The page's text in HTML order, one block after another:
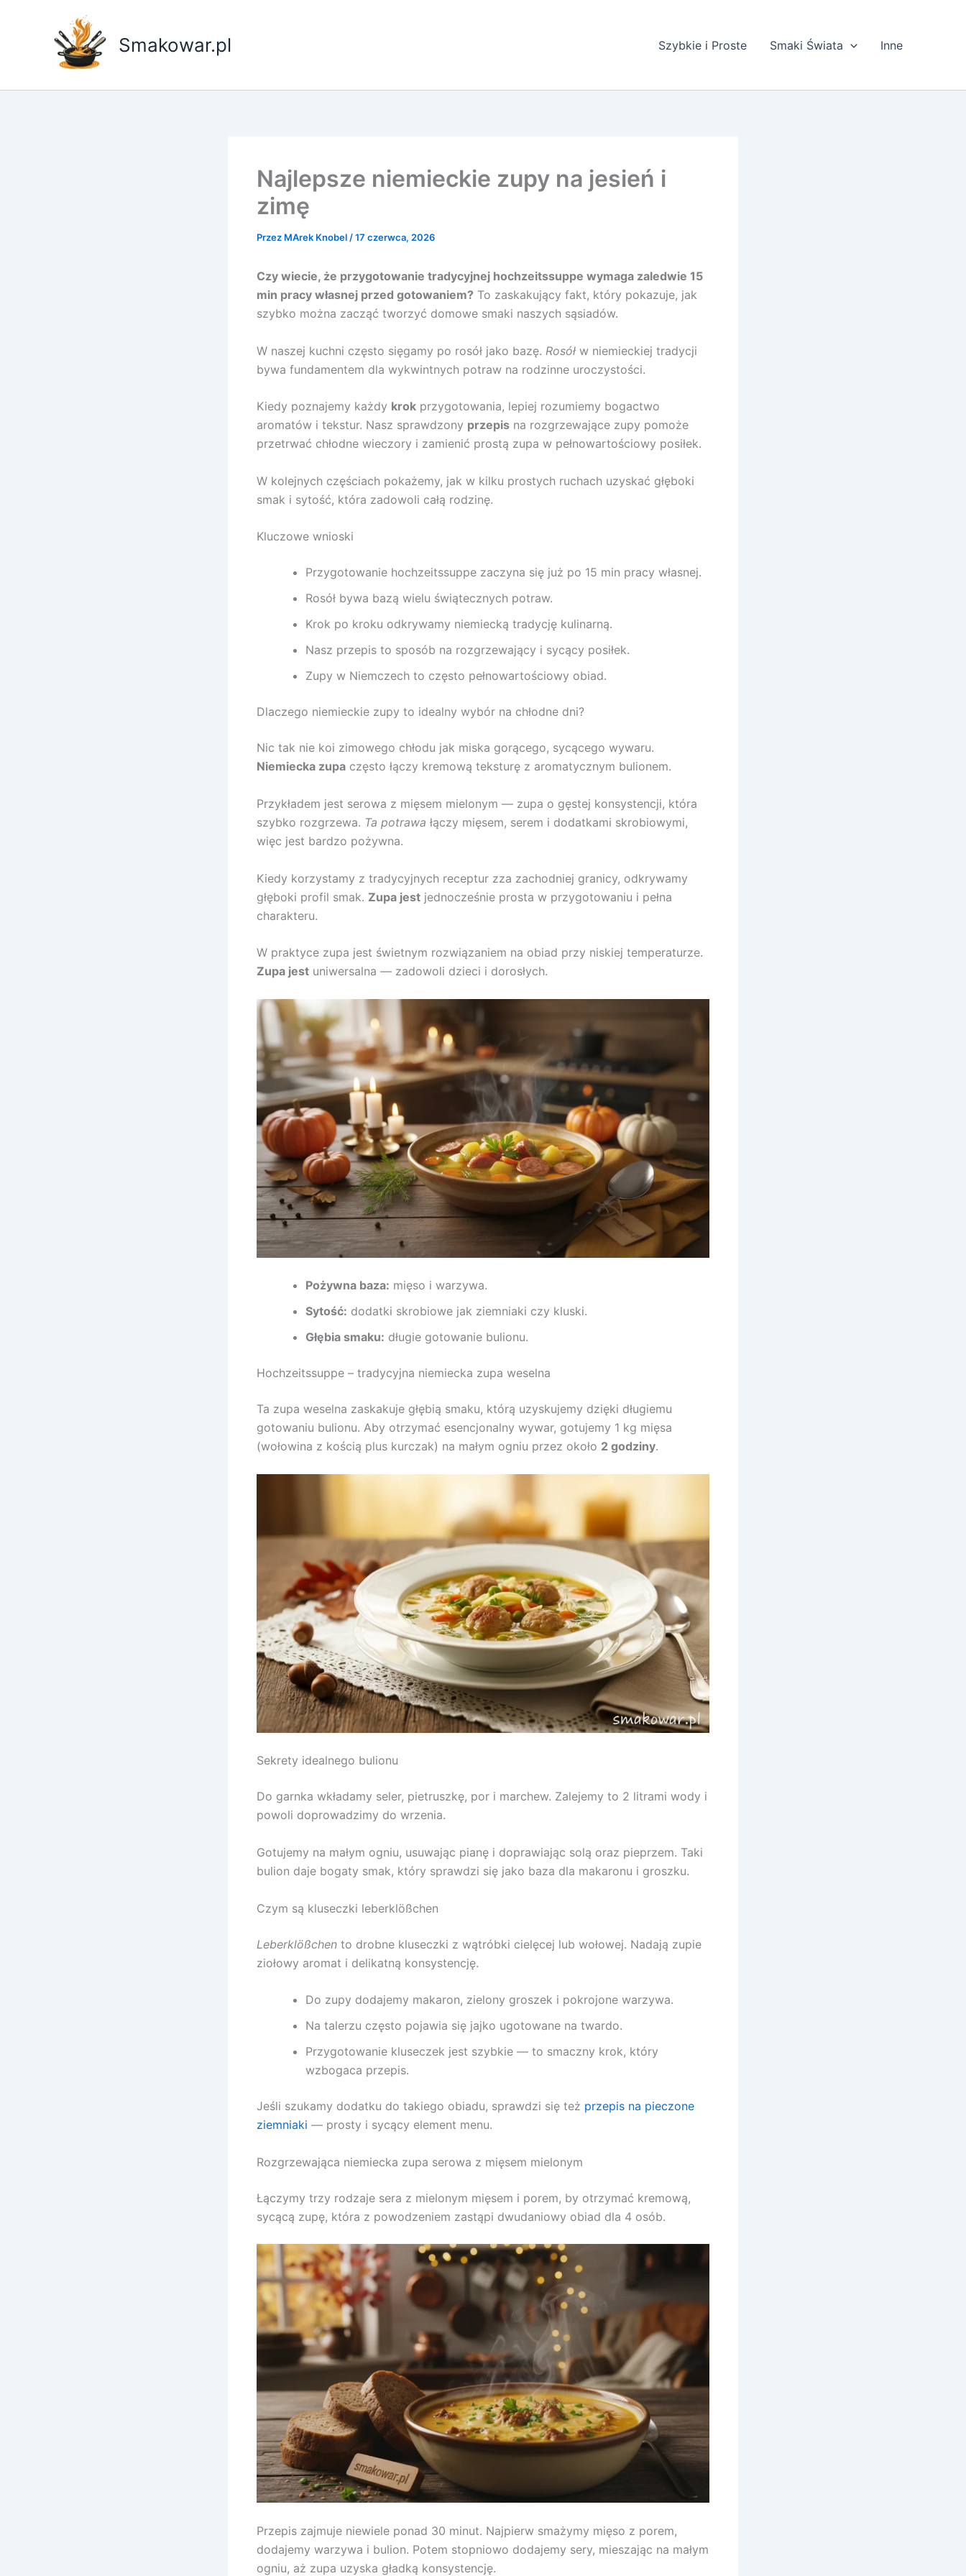
Smakowar.pl Szybkie i Proste Smaki Świata Inne
Najlepsze niemieckie zupy na jesień i
zimę
Przez MArek Knobel /17 czerwca, 2026
Czy wiecie, że przygotowanie tradycyjnej hochzeitssuppe wymaga zaledwie 15
min pracy własnej przed gotowaniem? To zaskakujący fakt, który pokazuje, jak
szybko można zacząć tworzyć domowe smaki naszych sąsiadów.
W naszej kuchni często sięgamy po rosół jako bazę. Rosół w niemieckiej tradycji
bywa fundamentem dla wykwintnych potraw na rodzinne uroczystości.
Kiedy poznajemy każdy krok przygotowania, lepiej rozumiemy bogactwo
aromatów i tekstur. Nasz sprawdzony przepis na rozgrzewające zupy pomoże
przetrwać chłodne wieczory i zamienić prostą zupa w pełnowartościowy posiłek.
W kolejnych częściach pokażemy, jak w kilku prostych ruchach uzyskać głęboki
smak i sytość, która zadowoli całą rodzinę.
Kluczowe wnioski
Przygotowanie hochzeitssuppe zaczyna się już po 15 min pracy własnej.
Rosół bywa bazą wielu świątecznych potraw.
Krok po kroku odkrywamy niemiecką tradycję kulinarną.
Nasz przepis to sposób na rozgrzewający i sycący posiłek.
Zupy w Niemczech to często pełnowartościowy obiad.
Dlaczego niemieckie zupy to idealny wybór na chłodne dni?
Nic tak nie koi zimowego chłodu jak miska gorącego, sycącego wywaru.
Niemiecka zupa często łączy kremową teksturę z aromatycznym bulionem.
Przykładem jest serowa z mięsem mielonym — zupa o gęstej konsystencji, która
szybko rozgrzewa. Ta potrawa łączy mięsem, serem i dodatkami skrobiowymi,
więc jest bardzo pożywna.
Kiedy korzystamy z tradycyjnych receptur zza zachodniej granicy, odkrywamy
głęboki profil smak. Zupa jest jednocześnie prosta w przygotowaniu i pełna
charakteru.
W praktyce zupa jest świetnym rozwiązaniem na obiad przy niskiej temperaturze.
Zupa jest uniwersalna — zadowoli dzieci i dorosłych.
Pożywna baza: mięso i warzywa.
Sytość: dodatki skrobiowe jak ziemniaki czy kluski.
Głębia smaku: długie gotowanie bulionu.
Hochzeitssuppe – tradycyjna niemiecka zupa weselna
Ta zupa weselna zaskakuje głębią smaku, którą uzyskujemy dzięki długiemu
gotowaniu bulionu. Aby otrzymać esencjonalny wywar, gotujemy 1 kg mięsa
(wołowina z kością plus kurczak) na małym ogniu przez około 2 godziny.
Sekrety idealnego bulionu
Do garnka wkładamy seler, pietruszkę, por i marchew. Zalejemy to 2 litrami wody i
powoli doprowadzimy do wrzenia.
Gotujemy na małym ogniu, usuwając pianę i doprawiając solą oraz pieprzem. Taki
bulion daje bogaty smak, który sprawdzi się jako baza dla makaronu i groszku.
Czym są kluseczki leberklößchen
Leberklößchen to drobne kluseczki z wątróbki cielęcej lub wołowej. Nadają zupie
ziołowy aromat i delikatną konsystencję.
Do zupy dodajemy makaron, zielony groszek i pokrojone warzywa.
Na talerzu często pojawia się jajko ugotowane na twardo.
Przygotowanie kluseczek jest szybkie — to smaczny krok, który
wzbogaca przepis.
Jeśli szukamy dodatku do takiego obiadu, sprawdzi się też przepis na pieczone
ziemniaki — prosty i sycący element menu.
Rozgrzewająca niemiecka zupa serowa z mięsem mielonym
Łączymy trzy rodzaje sera z mielonym mięsem i porem, by otrzymać kremową,
sycącą zupę, która z powodzeniem zastąpi dwudaniowy obiad dla 4 osób.
Przepis zajmuje niewiele ponad 30 minut. Najpierw smażymy mięso z porem,
dodajemy warzywa i bulion. Potem stopniowo dodajemy sery, mieszając na małym
ogniu, aż zupa uzyska gładką konsystencję.